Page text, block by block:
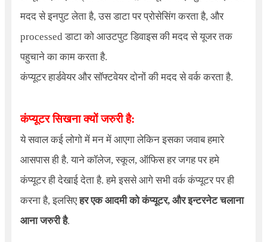
मदद से इनपुट लेता है, उस डाटा पर प्रोसेसिंग करता है, और
processed डाटा को आउटपुट डिवाइस की मदद से यूजर तक
पहुचाने का काम करता है.
कंप्यूटर हार्डवेयर और सॉफ्टवेयर दोनों की मदद से वर्क करता है.
कंप्यूटर सिखना क्यों जरुरी है:
ये सवाल कई लोगो में मन में आएगा लेकिन इसका जवाब हमारे
आसपास ही है. याने कॉलेज, स्कूल, ऑफिस हर जगह पर हमे
कंप्यूटर ही देखाई देता है. हमे इससे आगे सभी वर्क कंप्यूटर पर ही
करना है, इलसिएहर एक आदमी को कंप्यूटर, और इन्टरनेट चलाना
आना जरुरी है.